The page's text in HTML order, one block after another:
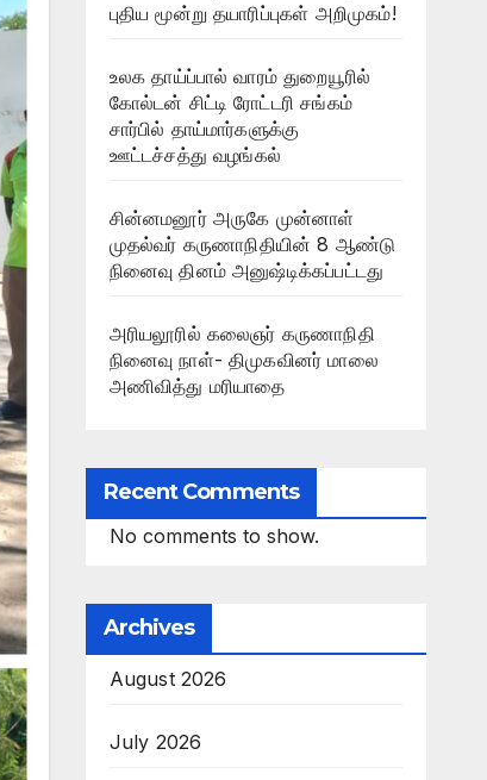
புதிய மூன்று தயாரிப்புகள் அறிமுகம்!
உலக தாய்ப்பால் வாரம் துறையூரில்
கோல்டன் சிட்டி ரோட்டரி சங்கம்
சார்பில் தாய்மார்களுக்கு
ஊட்டச்சத்து வழங்கல்
சின்னமனூர் அருகே முன்னாள்
முதல்வர் கருணாநிதியின் 8 ஆண்டு
நினைவு தினம் அனுஷ்டிக்கப்பட்டது
அரியலூரில் கலைஞர் கருணாநிதி
நினைவு நாள்- திமுகவினர் மாலை
அணிவித்து மரியாதை
Recent Comments
No comments to show.
Archives
August 2026
July 2026